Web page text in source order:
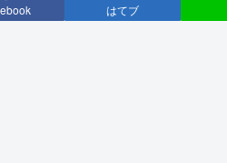
はてブ